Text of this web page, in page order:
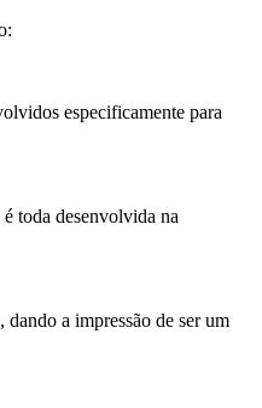
especificamente para
toda desenvolvida na
a impressão de ser um